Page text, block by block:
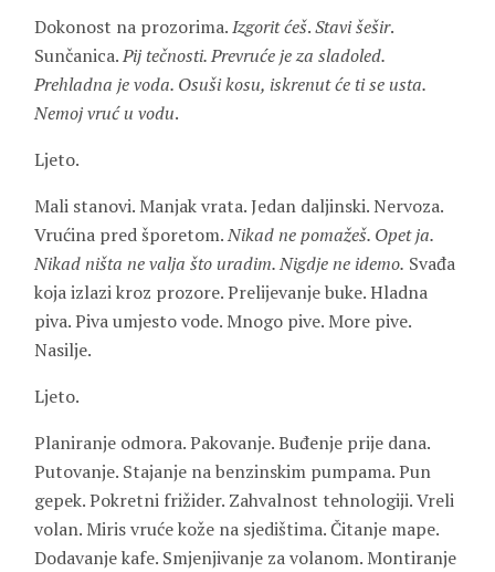
Dokonost na prozorima.Izgoritćeš.Stavišešir.
Sunčanica.Pij tečnosti. Prevruće je za sladoled.
Prehladna je voda. Osuši kosu, iskrenut će ti se usta.
Nemoj vruć u vodu.
Ljeto.
Mali stanovi. Manjak vrata. Jedan daljinski. Nervoza.
Vrućina pred šporetom.Nikad ne pomažeš. Opet ja.
Nikad ništa ne valja što uradim. Nigdje ne idemo. Svađa
koja izlazi kroz prozore. Prelijevanje buke. Hladna
piva. Piva umjesto vode. Mnogo pive. More pive.
Nasilje.
Ljeto.
Planiranje odmora. Pakovanje. Buđenje prije dana.
Putovanje. Stajanje na benzinskim pumpama. Pun
gepek. Pokretni frižider. Zahvalnost tehnologiji. Vreli
volan. Miris vruće kože na sjedištima. Čitanje mape.
Dodavanje kafe. Smjenjivanje za volanom. Montiranje